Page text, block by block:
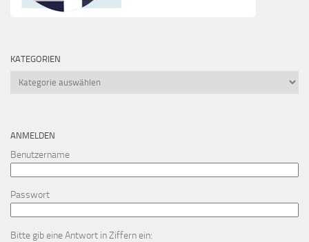
KATEGORIEN
Kategorien
ANMELDEN
Benutzername
Passwort
Bitte gib eine Antwort in Ziffern ein: